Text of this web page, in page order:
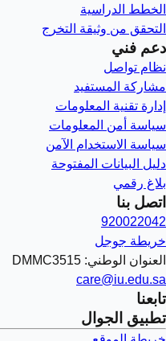
الخطط الدراسية
التحقق من وثيقة التخرج
دعم فني
نظام تواصل
مشاركة المستفيد
إدارة تقنية المعلومات
سياسة أمن المعلومات
سياسة الاستخدام الآمن
دليل البيانات المفتوحة
بلاغ رقمي
اتصل بنا
920022042
خريطة جوجل
العنوان الوطني: DMMC3515
care@iu.edu.sa
تابعنا
تطبيق الجوال